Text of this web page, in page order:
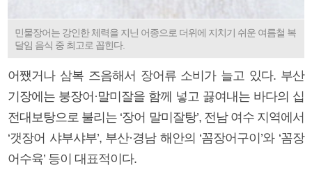
민물장어는 강인한 체력을 지닌 어종으로 더위에 지치기 쉬운 여름철 복
달임 음식 중 최고로 꼽힌다.
어쨌거나 삼복 즈음해서 장어류 소비가 늘고 있다. 부산
기장에는 붕장어·말미잘을 함께 넣고 끓여내는 바다의 십
전대보탕으로 불리는 ‘장어 말미잘탕’, 전남 여수 지역에서
‘갯장어 샤부샤부’, 부산·경남 해안의 ‘꼼장어구이’와 ‘꼼장
어수육’ 등이 대표적이다.